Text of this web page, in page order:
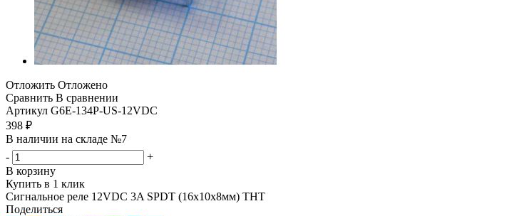
Отложить Отложено
Сравнить В сравнении
Артикул G6E-134P-US-12VDC
398 ₽
В наличии на складе №7
-
+
В корзину
Купить в 1 клик
Сигнальное реле 12VDC 3A SPDT (16x10x8мм) THT
Поделиться